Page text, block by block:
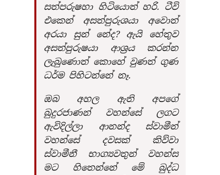
සත්පරුෂහා හිටියොත් හරි. ටීවි
එකෙන් අසත්පුරුශයා අවොත්
අරයා සුන් නේද? ඇයි හේතුව
අසත්පුරුෂයා ආශ්‍රය කරන්න
ලැබුණොත් කොහේ වුණත් ගුණ
ධර්ම පිහිටන්නේ නෑ.
ඔබ අහල ඇති අපගේ
බුදුරජාණන් වහන්සේ ලගට
ඇවිදිල්ලා ආනන්ද ස්වාමීන්
වහන්සේ දවසක් කිව්වා
ස්වාමීනී භාග්‍යවතුන් වහන්ස
මට හිතෙන්නේ මේ බුද්ධ